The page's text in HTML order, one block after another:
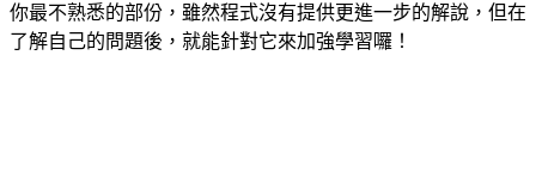
你最不熟悉的部份，雖然程式沒有提供更進一步的解說，但在
了解自己的問題後，就能針對它來加強學習囉！